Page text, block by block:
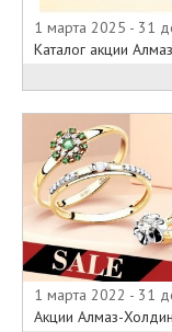
1 марта 2025 - 31
Каталог акции
1 марта 2022 - 31
Акции Алмаз-